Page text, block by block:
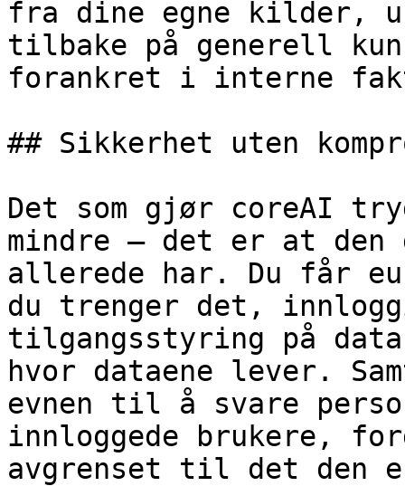
fra dine egne kilder,
tilbake på generell
forankret i interne
## Sikkerhet uten
Det som gjør coreAI
mindre – det er at den
allerede har. Du får
du trenger det,
tilgangsstyring på
hvor dataene lever.
evnen til å svare
innloggede brukere,
avgrenset til det